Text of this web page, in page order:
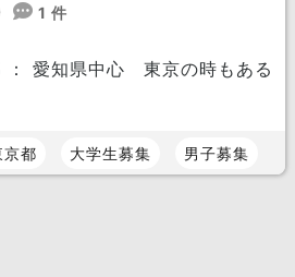
1 件
： 愛知県中心 東京の時もあるか
京都 大学生募集 男子募集